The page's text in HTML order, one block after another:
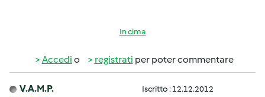
In cima
Accedi o registrati per poter commentare
V.A.M.P. Iscritto : 12.12.2012